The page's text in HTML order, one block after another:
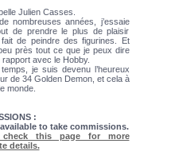
Julien Casses.
nombreuses années, j’essaie
de prendre le plus de plaisir
de peindre des figurines. Et
près tout ce que je peux dire
avec le Hobby.
je suis devenu l’heureux
de 34 Golden Demon, et cela à
monde.
:
to take commissions.
check this page for more
details.